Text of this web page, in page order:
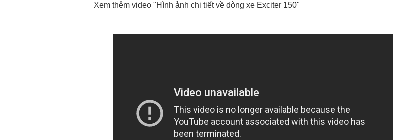
Xem thêm video "Hình ảnh chi tiết về dòng xe Exciter 150"